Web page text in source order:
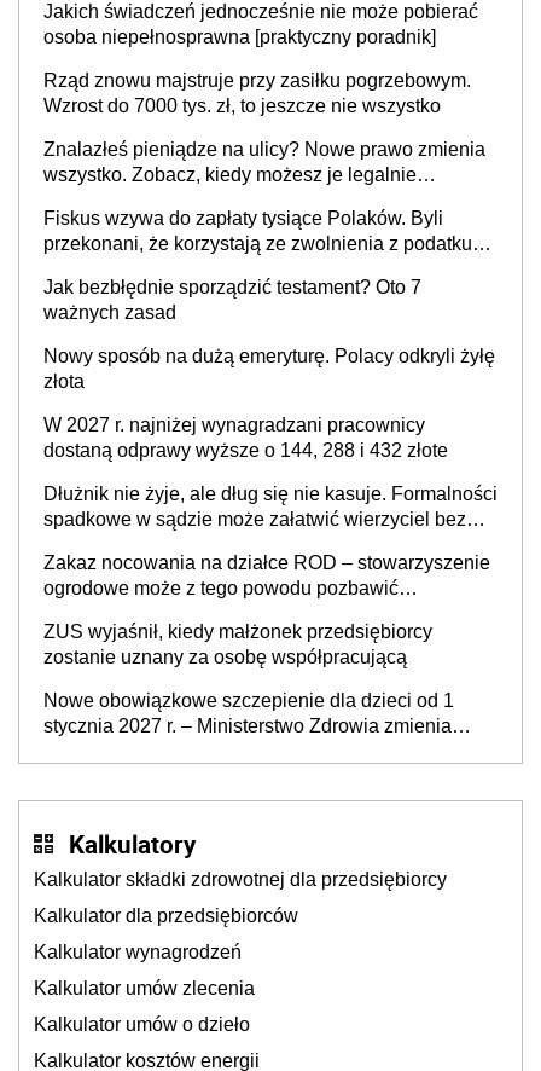
i administracja publiczna), najczęstsze pytania
Jakich świadczeń jednocześnie nie może pobierać
osoba niepełnosprawna [praktyczny poradnik]
Rząd znowu majstruje przy zasiłku pogrzebowym.
Wzrost do 7000 tys. zł, to jeszcze nie wszystko
Znalazłeś pieniądze na ulicy? Nowe prawo zmienia
wszystko. Zobacz, kiedy możesz je legalnie
Fiskus wzywa do zapłaty tysiące Polaków. Byli
przekonani, że korzystają ze zwolnienia z podatku
Jak bezbłędnie sporządzić testament? Oto 7
ważnych zasad
Nowy sposób na dużą emeryturę. Polacy odkryli żyłę
złota
W 2027 r. najniżej wynagradzani pracownicy
dostaną odprawy wyższe o 144, 288 i 432 złote
Dłużnik nie żyje, ale dług się nie kasuje. Formalności
spadkowe w sądzie może załatwić wierzyciel bez
Zakaz nocowania na działce ROD – stowarzyszenie
ogrodowe może z tego powodu pozbawić
dzierżawę)?
ZUS wyjaśnił, kiedy małżonek przedsiębiorcy
zostanie uznany za osobę współpracującą
Nowe obowiązkowe szczepienie dla dzieci od 1
stycznia 2027 r. – Ministerstwo Zdrowia zmienia
Kalkulatory
Kalkulator składki zdrowotnej dla przedsiębiorcy
Kalkulator dla przedsiębiorców
Kalkulator wynagrodzeń
Kalkulator umów zlecenia
Kalkulator umów o dzieło
Kalkulator kosztów energii